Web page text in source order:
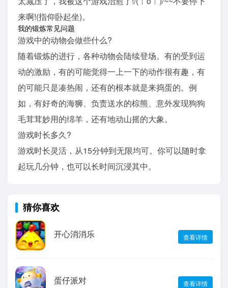
来啊!(指仰卧起坐)。
我的锻炼常见问题
游戏中的动物会做些什么?
随着锻炼的进行，各种动物会陆续登场。有的受到运
动的激励，有的可能觉得一上一下的动作很有趣，有
的可能只是凑热闹，还有的根本就是来捣蛋的。例
如，有好奇的海狮、负责送水的棕熊、意外发现狗狗
毛茸茸妙用的绵羊，还有地动山摇的大象。
游戏时长多久?
游戏时长灵活，从15分钟到无限均可。你可以随时拿
起玩几分钟，也可以长时间沉浸其中。
猜你喜欢
开心消消乐 查看详情
蛋仔派对 查看详情